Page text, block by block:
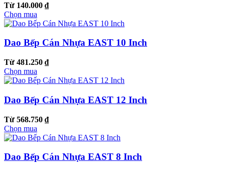
Từ 140.000 ₫
Chọn mua
Dao Bếp Cán Nhựa EAST 10 Inch
Từ 481.250 ₫
Chọn mua
Dao Bếp Cán Nhựa EAST 12 Inch
Từ 568.750 ₫
Chọn mua
Dao Bếp Cán Nhựa EAST 8 Inch